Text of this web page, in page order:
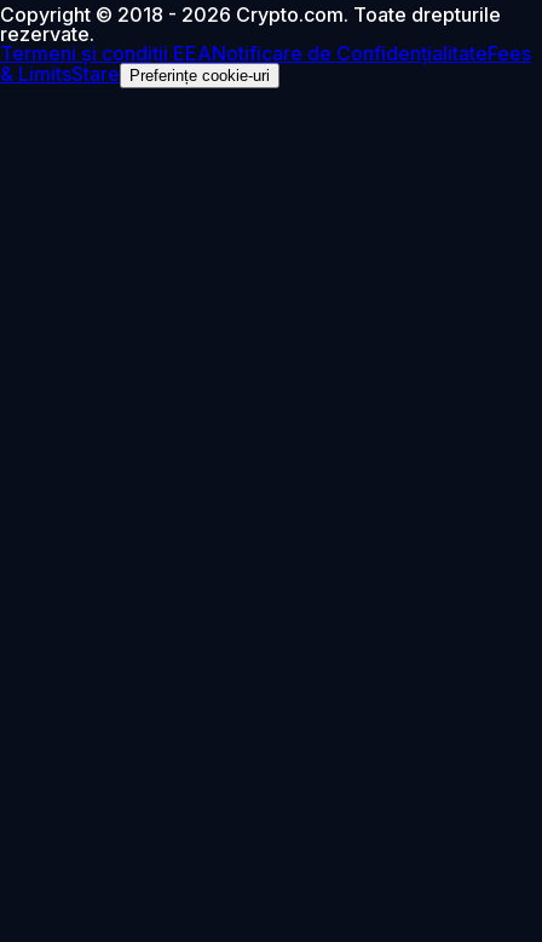
Copyright © 2018 - 2026 Crypto.com. Toate drepturile
rezervate.
Termeni și condiții EEANotificare de ConfidențialitateFees
& LimitsStare Preferințe cookie-uri